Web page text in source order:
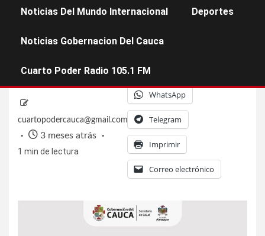
Noticias Del Mundo Internacional Deportes
Noticias Gobernacion Del Cauca
Cuarto Poder Radio 105.1 FM
llega a Almaguer!
cuartopodercauca@gmail.com
3 meses atrás
1 min de lectura
Facebook
WhatsApp
Telegram
Imprimir
Correo electrónico